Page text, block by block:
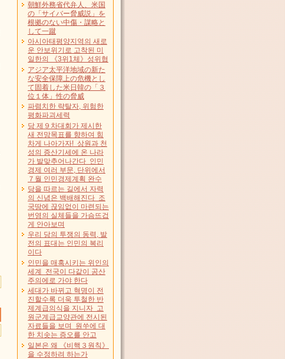
朝鮮外務省代弁人、米国
の「サイバー脅威説」を
根拠のない中傷・謀略と
して一蹴
아시아태평양지역의 새로
운 안보위기로 고착된 미
일한의 《3위1체》성위협
アジア太平洋地域の新た
な安全保障上の危機とし
て固着した米日韓の「３
位１体」性の脅威
파렴치한 략탈자, 위험한
평화파괴세력
당 제９차대회가 제시한
새 전망목표를 향하여 힘
차게 나아가자! 상원과 천
성의 증산기세에 온 나라
가 발맞추어나간다 인민
경제 여러 부문, 단위에서
７월 인민경제계획 완수
당을 따르는 길에서 자력
의 신념은 백배해진다 조
국땅에 끊임없이 마련되는
번영의 실체들을 가슴뜨겁
게 안아보며
우리 당의 투쟁의 동력, 발
전의 표대는 인민의 복리
이다
인민을 매혹시키는 위인의
세계 전국이 다같이 공산
주의에로 가야 한다
세대가 바뀌고 혁명이 전
진할수록 더욱 투철한 반
제계급의식을 지니자 고
원군계급교양관에 전시된
자료들을 보며 원쑤에 대
한 치솟는 증오를 안고
일본은 왜 《비핵３원칙》
을 수정하려 하는가